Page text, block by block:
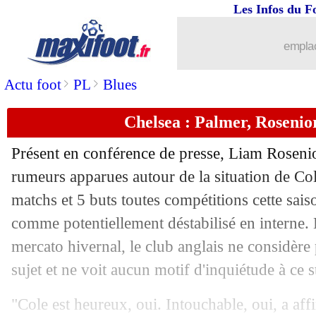
Actu foot> PL > Blues
Les Infos du
Chelsea : Palmer,
Présent en conférence de presse, Liam
rumeurs apparues autour de la situation de
matchs et 5 buts toutes compétitions cette
comme potentiellement déstabilisé en
mercato hivernal, le club anglais ne
sujet et ne voit aucun motif d'inquiétude à ce
"Cole est heureux, oui. Intouchable, oui, a
Monaco : Ben Seghir ne reviendra
28/01 Lyon: une offensive pour Yaremchuk
28/01 Real: l'hommage de Mourinho pour
28/01 Real: Pérez a parlé avec cinq joueurs
Brighton: Coppola va bien signer au
28/01 Flamengo : Paquetá arrive pour 42
Médias : une offre de L1+ pour le